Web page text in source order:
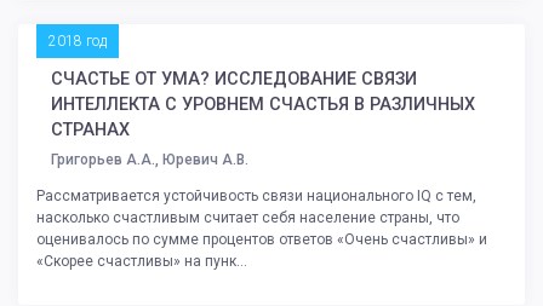
2018 год
СЧАСТЬЕ ОТ УМА? ИССЛЕДОВАНИЕ СВЯЗИ
ИНТЕЛЛЕКТА С УРОВНЕМ СЧАСТЬЯ В РАЗЛИЧНЫХ
СТРАНАХ
Григорьев А.А., Юревич А.В.
Рассматривается устойчивость связи национального IQ с тем,
насколько счастливым считает себя население страны, что
оценивалось по сумме процентов ответов «Очень счастливы» и
«Скорее счастливы» на пунк...